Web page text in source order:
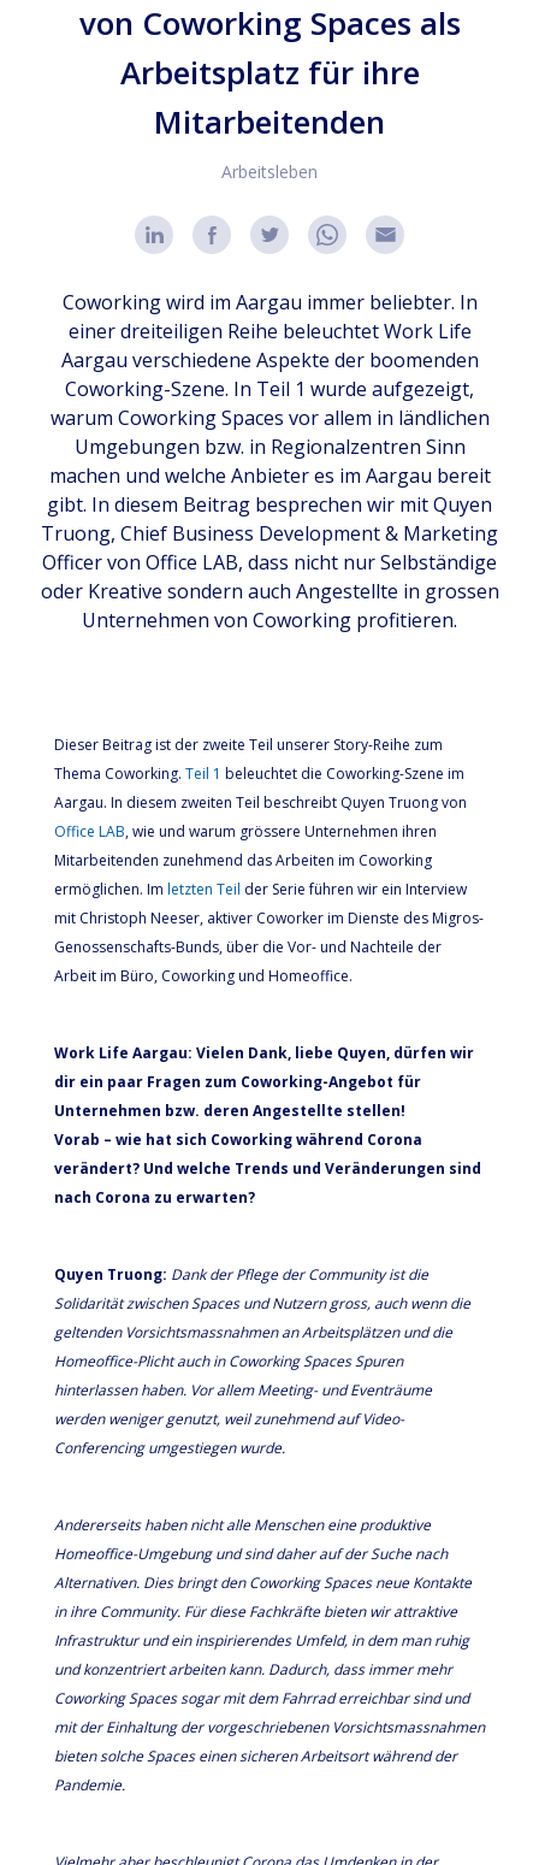
von Coworking Spaces als
Arbeitsplatz für ihre
Mitarbeitenden
Arbeitsleben
Coworking wird im Aargau immer beliebter. In
einer dreiteiligen Reihe beleuchtet Work Life
Aargau verschiedene Aspekte der boomenden
Coworking-Szene. In Teil 1 wurde aufgezeigt,
warum Coworking Spaces vor allem in ländlichen
Umgebungen bzw. in Regionalzentren Sinn
machen und welche Anbieter es im Aargau bereit
gibt. In diesem Beitrag besprechen wir mit Quyen
Truong, Chief Business Development & Marketing
Officer von Office LAB, dass nicht nur Selbständige
oder Kreative sondern auch Angestellte in grossen
Unternehmen von Coworking profitieren.
Dieser Beitrag ist der zweite Teil unserer Story-Reihe zum
Thema Coworking. Teil 1 beleuchtet die Coworking-Szene im
Aargau. In diesem zweiten Teil beschreibt Quyen Truong von
Office LAB, wie und warum grössere Unternehmen ihren
Mitarbeitenden zunehmend das Arbeiten im Coworking
ermöglichen. Im letzten Teil der Serie führen wir ein Interview
mit Christoph Neeser, aktiver Coworker im Dienste des Migros-
Genossenschafts-Bunds, über die Vor- und Nachteile der
Arbeit im Büro, Coworking und Homeoffice.
Work Life Aargau: Vielen Dank, liebe Quyen, dürfen wir
dir ein paar Fragen zum Coworking-Angebot für
Unternehmen bzw. deren Angestellte stellen!
Vorab – wie hat sich Coworking während Corona
verändert? Und welche Trends und Veränderungen sind
nach Corona zu erwarten?
Quyen Truong: Dank der Pflege der Community ist die
Solidarität zwischen Spaces und Nutzern gross, auch wenn die
geltenden Vorsichtsmassnahmen an Arbeitsplätzen und die
Homeoffice-Plicht auch in Coworking Spaces Spuren
hinterlassen haben. Vor allem Meeting- und Eventräume
werden weniger genutzt, weil zunehmend auf Video-
Conferencing umgestiegen wurde.
Andererseits haben nicht alle Menschen eine produktive
Homeoffice-Umgebung und sind daher auf der Suche nach
Alternativen. Dies bringt den Coworking Spaces neue Kontakte
in ihre Community. Für diese Fachkräfte bieten wir attraktive
Infrastruktur und ein inspirierendes Umfeld, in dem man ruhig
und konzentriert arbeiten kann. Dadurch, dass immer mehr
Coworking Spaces sogar mit dem Fahrrad erreichbar sind und
mit der Einhaltung der vorgeschriebenen Vorsichtsmassnahmen
bieten solche Spaces einen sicheren Arbeitsort während der
Pandemie.